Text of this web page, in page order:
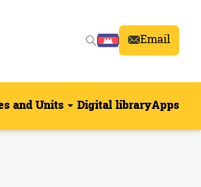
Email
and Units Digital libraryApps